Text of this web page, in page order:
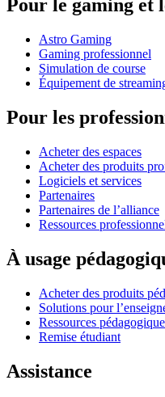
Pour le gaming et
Astro Gaming
Gaming professionnel
Simulation de course
Équipement de
Pour les
Acheter des espaces
Acheter des produits
Logiciels et services
Partenaires
Partenaires de l’alliance
Ressources
À usage
Acheter des produits
Solutions pour
Ressources
Remise étudiant
Assistance